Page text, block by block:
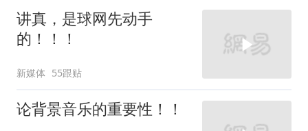
讲真，是球网先动手
的！！！
新媒体 55跟贴
论背景音乐的重要性！！